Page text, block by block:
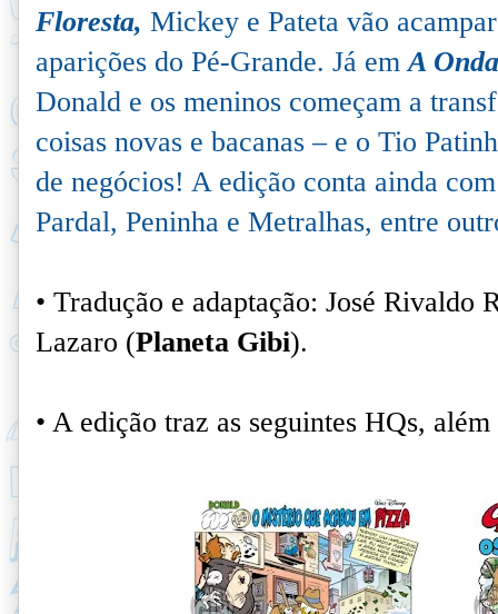
Floresta, Mickey e Pateta vão
aparições do Pé-Grande. Já em A
Donald e os meninos começam a
coisas novas e bacanas – e o Tio
de negócios! A edição conta ainda
Pardal, Peninha e Metralhas, entre
• Tradução e adaptação: José Rivaldo
Lazaro (Planeta Gibi).
• A edição traz as seguintes HQs,